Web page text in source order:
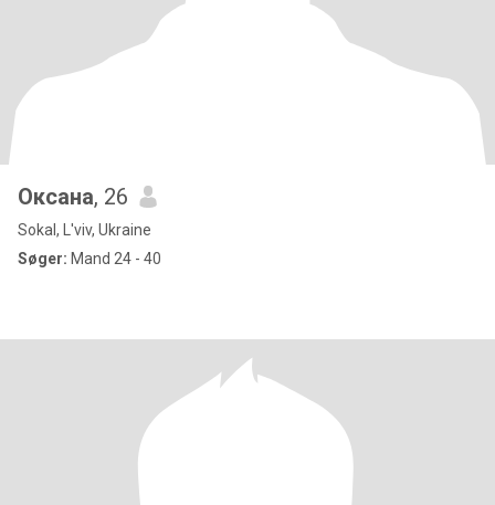
Оксана, 26
Sokal, L'viv, Ukraine
Søger: Mand 24 - 40